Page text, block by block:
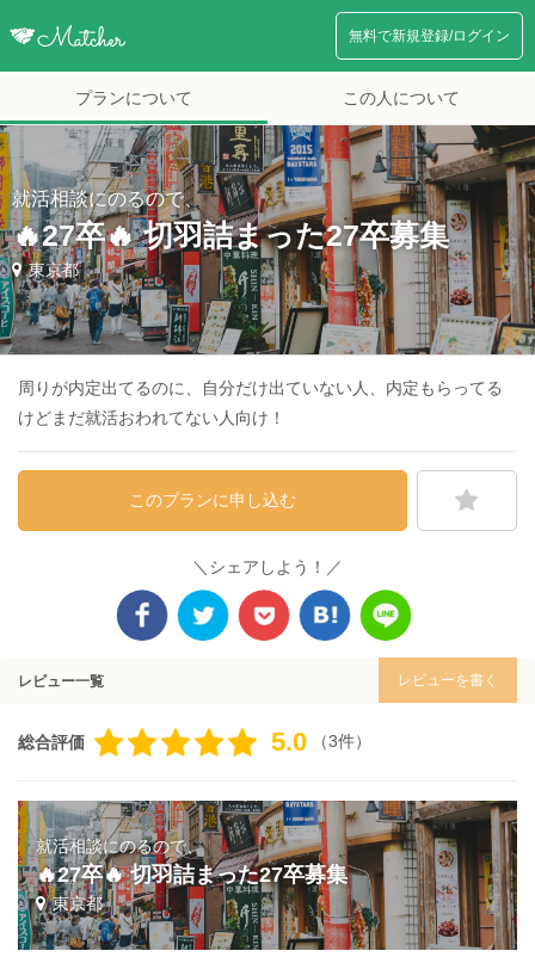
無料で新規登録/ログイン
プランについて この人について
就活相談にのるので、
🔥27卒🔥 切羽詰まった27卒募集
東京都
周りが内定出てるのに、自分だけ出ていない人、内定もらってる
けどまだ就活おわれてない人向け！
このプランに申し込む
＼シェアしよう！／
レビュー一覧 レビューを書く
総合評価 5.0 （3件）
就活相談にのるので、
🔥27卒🔥 切羽詰まった27卒募集
東京都